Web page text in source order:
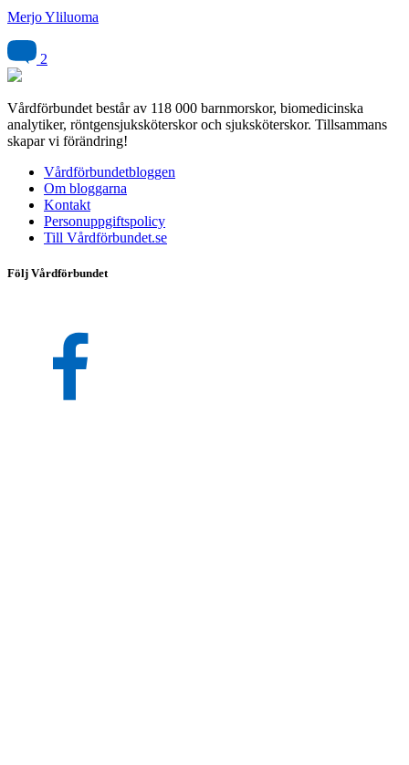
Merjo Yliluoma
2
Vårdförbundet består av 118 000 barnmorskor, biomedicinska
analytiker, röntgensjuksköterskor och sjuksköterskor. Tillsammans
skapar vi förändring!
Vårdförbundetbloggen
Om bloggarna
Kontakt
Personuppgiftspolicy
Till Vårdförbundet.se
Följ Vårdförbundet